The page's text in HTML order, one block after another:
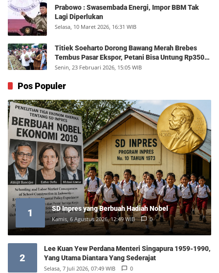
Prabowo : Swasembada Energi, Impor BBM Tak
Lagi Diperlukan
Selasa, 10 Maret 2026, 16:31 WIB
Titiek Soeharto Dorong Bawang Merah Brebes
Tembus Pasar Ekspor, Petani Bisa Untung Rp350
Juta per Hektare
Senin, 23 Februari 2026, 15:05 WIB
Pos Populer
1 SD Inpres yang Berbuah Hadiah Nobel
Kamis, 6 Agustus 2026, 12:49 WIB 0
2
Lee Kuan Yew Perdana Menteri Singapura 1959-1990,
Yang Utama Diantara Yang Sederajat
Selasa, 7 Juli 2026, 07:49 WIB 0